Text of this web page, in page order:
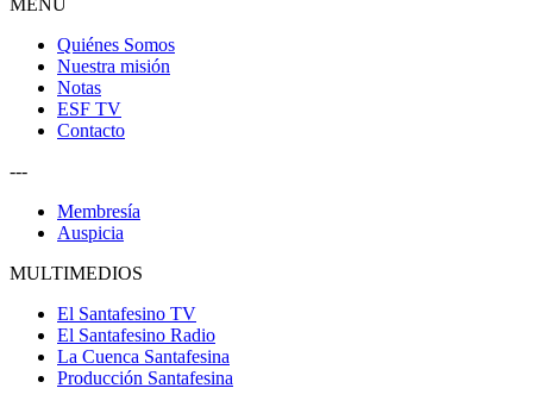
MENU
Quiénes Somos
Nuestra misión
Notas
ESF TV
Contacto
---
Membresía
Auspicia
MULTIMEDIOS
El Santafesino TV
El Santafesino Radio
La Cuenca Santafesina
Producción Santafesina